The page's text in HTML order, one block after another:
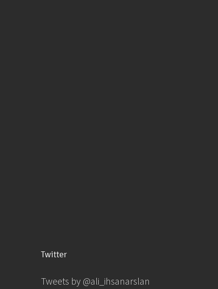
Twitter
Tweets by @ali_ihsanarslan